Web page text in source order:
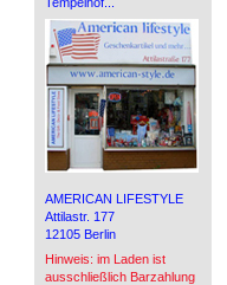
AMERICAN LIFESTYLE
Attilastr. 177
12105 Berlin
Hinweis: im Laden ist
ausschließlich Barzahlung